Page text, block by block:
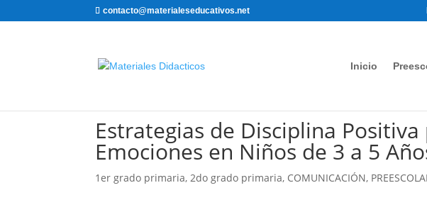
contacto@materialeseducativos.net
Inicio
Estrategias de Disciplina
Emociones en Niños de 3 a 5
1er grado primaria,2do grado primaria, COMUNICACIÓN,